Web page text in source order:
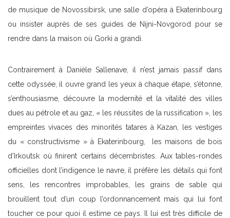
de musique de Novossibirsk, une salle d’opéra à Ekaterinbourg
ou insister auprès de ses guides de Nijni-Novgorod pour se
rendre dans la maison où Gorki a grandi.
Contrairement à Danièle Sallenave, il n’est jamais passif dans
cette odyssée, il ouvre grand les yeux à chaque étape, s’étonne,
s’enthousiasme, découvre la modernité et la vitalité des villes
dues au pétrole et au gaz, « les réussites de la russification », les
empreintes vivaces des minorités tatares à Kazan, les vestiges
du « constructivisme » à Ekaterinbourg, les maisons de bois
d’Irkoutsk où finirent certains décembristes. Aux tables-rondes
officielles dont l’indigence le navre, il préfère les détails qui font
sens, les rencontres improbables, les grains de sable qui
brouillent tout d’un coup l’ordonnancement mais qui lui font
toucher ce pour quoi il estime ce pays. Il lui est très difficile de